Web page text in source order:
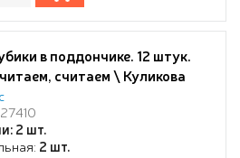
в поддончике. 12 штук.
считаем \ Куликова
2 шт.
2 шт.